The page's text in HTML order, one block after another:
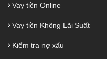
Vay tiền Online
Vay tiền Không Lãi Suất
Kiểm tra nợ xấu